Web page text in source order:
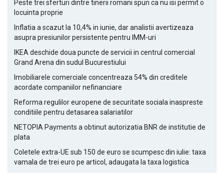
Peste trei sferturi dintre tinerii romani spun ca nu isi permit o
locuinta proprie
Inflatia a scazut la 10,4% in iunie, dar analistii avertizeaza
asupra presiunilor persistente pentru IMM-uri
IKEA deschide doua puncte de servicii in centrul comercial
Grand Arena din sudul Bucurestiului
Imobiliarele comerciale concentreaza 54% din creditele
acordate companiilor nefinanciare
Reforma regulilor europene de securitate sociala inaspreste
conditiile pentru detasarea salariatilor
NETOPIA Payments a obtinut autorizatia BNR de institutie de
plata
Coletele extra-UE sub 150 de euro se scumpesc din iulie: taxa
vamala de trei euro pe articol, adaugata la taxa logistica